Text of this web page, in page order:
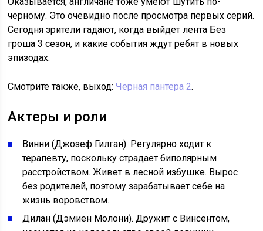
черному. Это очевидно после просмотра первых серий.
Сегодня зрители гадают, когда выйдет лента Без
гроша 3 сезон, и какие события ждут ребят в новых
эпизодах.
Смотрите также, выход:Черная пантера 2.
Актеры и роли
Винни (Джозеф Гилган). Регулярно ходит к
терапевту, поскольку страдает биполярным
расстройством. Живет в лесной избушке. Вырос
без родителей, поэтому зарабатывает себе на
жизнь воровством.
Дилан (Дэмиен Молони). Дружит с Винсентом,